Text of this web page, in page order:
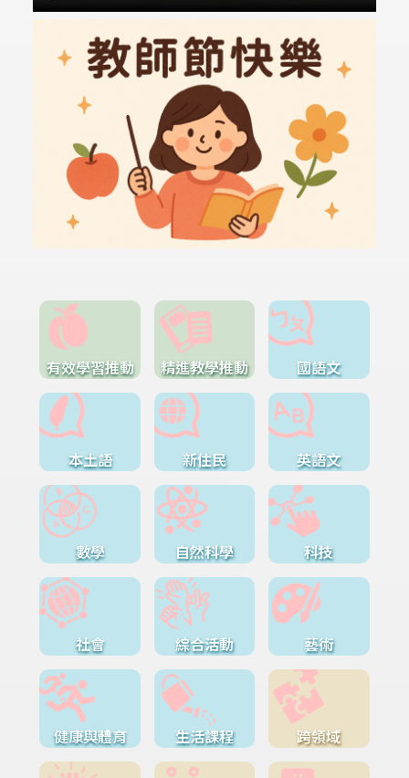
有效學習推動 精進教學推動 國語文
本土語 新住民 英語文
數學 自然科學 科技
社會 綜合活動 藝術
健康與體育 生活課程 跨領域